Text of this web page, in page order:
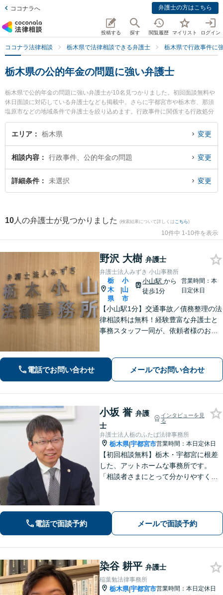
ココナラへ 弁護士の方はこちら
投稿する 探す 閲覧履歴 マイリスト ログイン
ココナラ法律相談 栃木県で法律相談できる弁護士 栃木県で行政事件に
栃木県の公的年金の問題に強い弁護士
栃木県で公的年金の問題に強い弁護士が10名見つかりました。初回面談無料や
休日面談に対応している弁護士なども掲載中。さらに宇都宮市や栃木市、那須
塩原市などの地域条件で弁護士を絞り込めます。行政事件に関係する行政処分
の不服申立てや住民訴訟、抗告訴訟（処分取り消し等）等の細かな分野での絞
り込み検索もでき便利です。特に弁護士法人みずき 小山事務所の野沢 大樹弁護
す。『栃木県で土日や夜間に発生した公的年金の問題のトラブルを今すぐに弁
護士に相談したい』『公的年金の問題のトラブル解決の実績豊富な近くの弁護
士を検索したい』『初回相談無料で公的年金の問題を法律相談できる栃木県内
エリア 栃木県 変更
相談内容 行政事件、公的年金の問題 変更
詳細条件 未選択 変更
10 人の弁護士が見つかりました (検索結果について詳しくは こちら)
10件中 1-10件を表示
野沢 大樹 弁護士
弁護士法人みずき 小山事務所
栃
木
県
|
小
山
市
小山駅から
徒歩1分
営業時間：本
日定休日
【小山駅1分】交通事故／債務整理の法
律相談料は無料！経験豊富な弁護士と
事務スタッフ一同が、依頼者様のお悩
観点から解決策をご提案してまいりま
す。【休日・夜間対応】
電話でお問い合わせ メールでお問い合わせ
小坂 誉 弁護
士
インタビューを見
る
弁護士法人栃のふたば法律事務所
栃木県|宇都宮市営業時間：本日定休日
【初回相談無料】栃木・宇都宮に根差
した、アットホームな事務所です。
「相談者さまにとって分かりやすく説
気軽にご相談ください【無料駐車場あ
り】
電話で面談予約 メールで面談予約
染谷 耕平 弁護士
稲葉勉法律事務所
栃木県|宇都宮市営業時間：本日定休日